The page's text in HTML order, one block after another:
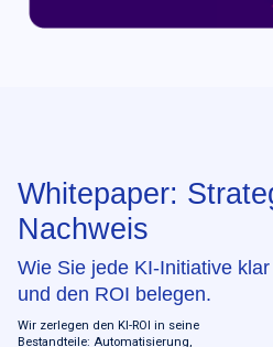
Whitepaper:
Nachweis
Wie Sie jede KI-Initiative
und den ROI belegen.
Wir zerlegen den KI-ROI in seine
Bestandteile: Automatisierung,